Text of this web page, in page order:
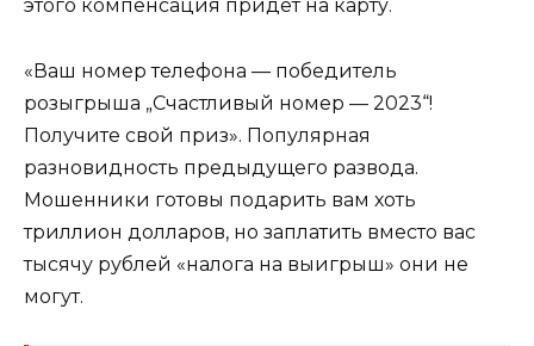
этого компенсация придет на карту.
«Ваш номер телефона — победитель
розыгрыша „Счастливый номер — 2023“!
Получите свой приз». Популярная
разновидность предыдущего развода.
Мошенники готовы подарить вам хоть
триллион долларов, но заплатить вместо вас
тысячу рублей «налога на выигрыш» они не
могут.